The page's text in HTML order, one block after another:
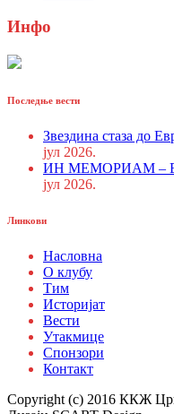
Инфо
Последње вести
Звездина стаза до
јул 2026.
ИН МЕМОРИАМ –
јул 2026.
Линкови
Насловна
О клубу
Тим
Историјат
Вести
Утакмице
Спонзори
Контакт
Copyright (c) 2016 ККЖ